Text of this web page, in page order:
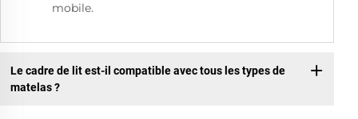
mobile.
Le cadre de lit est-il compatible avec tous les types de
matelas ?